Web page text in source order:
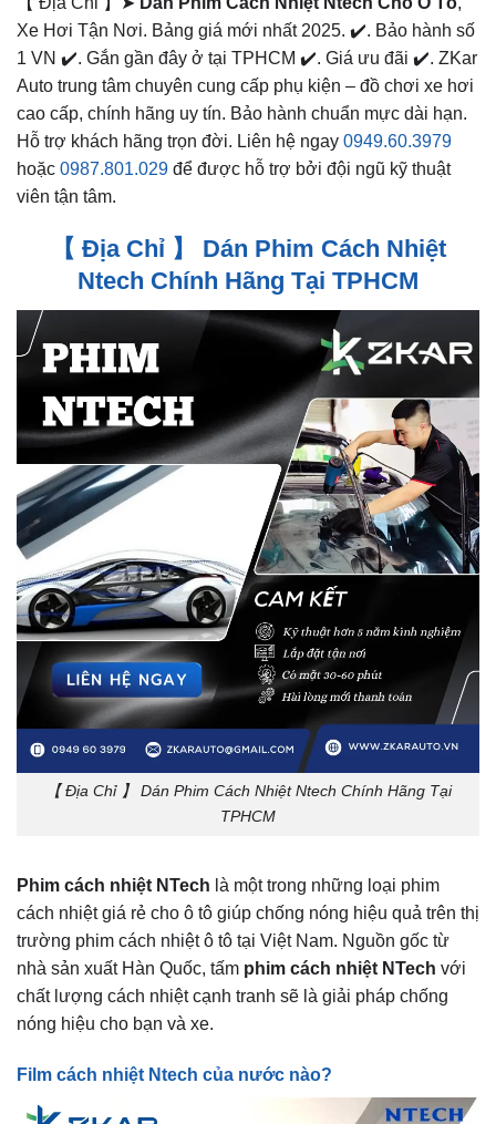
Xe Hơi Tận Nơi. Bảng giá mới nhất 2025. ✔️. Bảo hành số
1 VN ✔️. Gắn gần đây ở tại TPHCM ✔️. Giá ưu đãi ✔️. ZKar
Auto trung tâm chuyên cung cấp phụ kiện – đồ chơi xe hơi
cao cấp, chính hãng uy tín. Bảo hành chuẩn mực dài hạn.
Hỗ trợ khách hãng trọn đời. Liên hệ ngay 0949.60.3979
hoặc 0987.801.029 để được hỗ trợ bởi đội ngũ kỹ thuật
viên tận tâm.
【 Địa Chỉ 】 Dán Phim Cách Nhiệt
Ntech Chính Hãng Tại TPHCM
【 Địa Chỉ 】 Dán Phim Cách Nhiệt Ntech Chính Hãng Tại
TPHCM
Phim cách nhiệt NTech là một trong những loại phim
cách nhiệt giá rẻ cho ô tô giúp chống nóng hiệu quả trên thị
trường phim cách nhiệt ô tô tại Việt Nam. Nguồn gốc từ
nhà sản xuất Hàn Quốc, tấm phim cách nhiệt NTech với
chất lượng cách nhiệt cạnh tranh sẽ là giải pháp chống
nóng hiệu cho bạn và xe.
Film cách nhiệt Ntech của nước nào?